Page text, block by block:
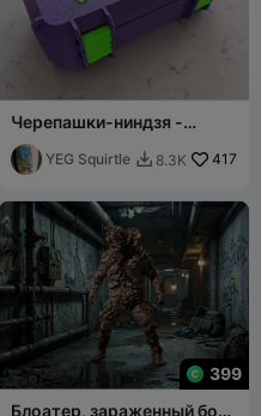
Черепашки-ниндзя -
Инкрустация коробки для
игрушекYEG Squirtle  8.3K 417
399
Блоатер, зараженный босс